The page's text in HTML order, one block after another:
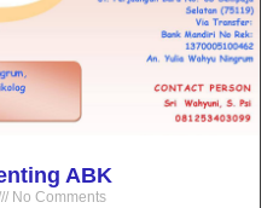
ABK
No Comments